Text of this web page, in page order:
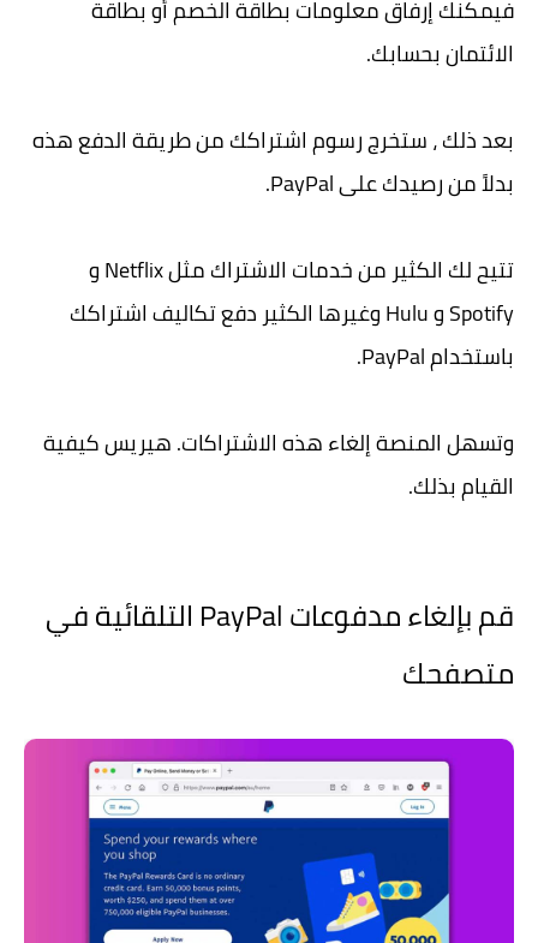
فيمكنك إرفاق معلومات بطاقة الخصم أو بطاقة
الائتمان بحسابك.
بعد ذلك ، ستخرج رسوم اشتراكك من طريقة الدفع هذه
بدلاً من رصيدك على PayPal.
تتيح لك الكثير من خدمات الاشتراك مثل Netflix و
Spotify و Hulu وغيرها الكثير دفع تكاليف اشتراكك
باستخدام PayPal.
وتسهل المنصة إلغاء هذه الاشتراكات. هيريس كيفية
القيام بذلك.
قم بإلغاء مدفوعات PayPal التلقائية في
متصفحك